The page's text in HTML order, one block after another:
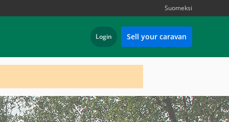
Suomeksi
Login Sell your caravan